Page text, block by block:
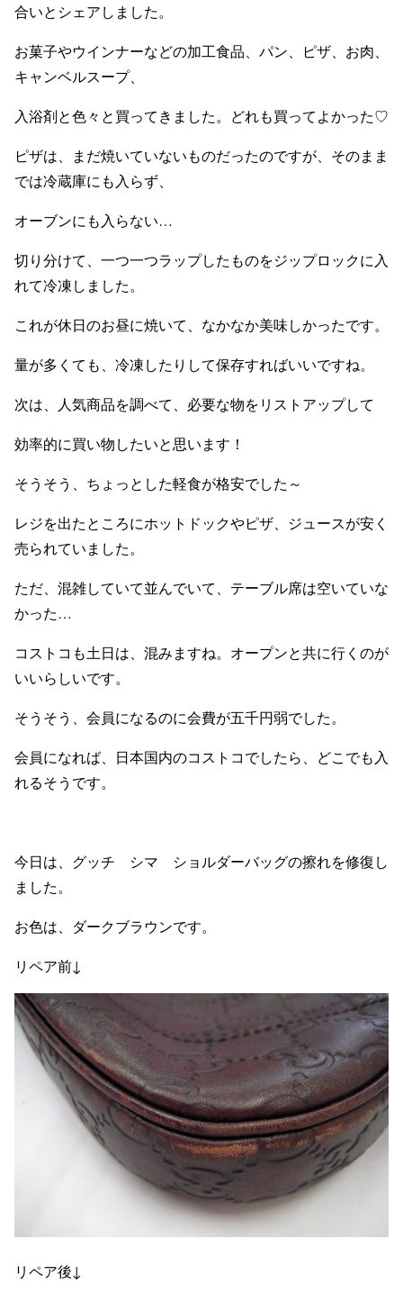
合いとシェアしました。
お菓子やウインナーなどの加工食品、パン、ピザ、お肉、
キャンベルスープ、
入浴剤と色々と買ってきました。どれも買ってよかった♡
ピザは、まだ焼いていないものだったのですが、そのまま
では冷蔵庫にも入らず、
オーブンにも入らない…
切り分けて、一つ一つラップしたものをジップロックに入
れて冷凍しました。
これが休日のお昼に焼いて、なかなか美味しかったです。
量が多くても、冷凍したりして保存すればいいですね。
次は、人気商品を調べて、必要な物をリストアップして
効率的に買い物したいと思います！
そうそう、ちょっとした軽食が格安でした～
レジを出たところにホットドックやピザ、ジュースが安く
売られていました。
ただ、混雑していて並んでいて、テーブル席は空いていな
かった…
コストコも土日は、混みますね。オープンと共に行くのが
いいらしいです。
そうそう、会員になるのに会費が五千円弱でした。
会員になれば、日本国内のコストコでしたら、どこでも入
れるそうです。
今日は、グッチ シマ ショルダーバッグの擦れを修復し
ました。
お色は、ダークブラウンです。
リペア前↓
リペア後↓